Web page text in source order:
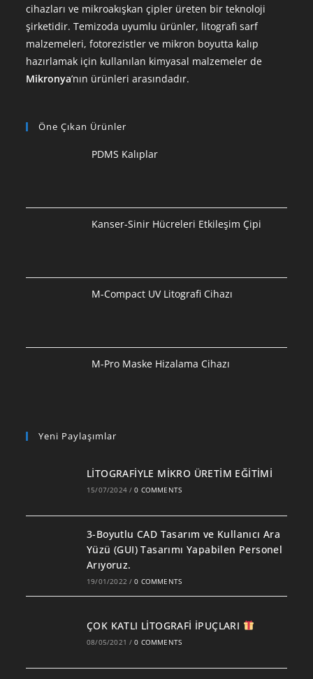
cihazları ve mikroakışkan çipler üreten bir teknoloji
şirketidir. Temizoda uyumlu ürünler, litografi sarf
malzemeleri, fotorezistler ve mikron boyutta kalıp
hazırlamak için kullanılan kimyasal malzemeler de
Mikronya’nın ürünleri arasındadır.
Öne Çıkan Ürünler
PDMS Kalıplar
Kanser-Sinir Hücreleri Etkileşim Çipi
M-Compact UV Litografi Cihazı
M-Pro Maske Hizalama Cihazı
Yeni Paylaşımlar
LİTOGRAFİYLE MİKRO ÜRETİM EĞİTİMİ
15/07/2024 / 0 COMMENTS
3-Boyutlu CAD Tasarım ve Kullanıcı Ara
Yüzü (GUI) Tasarımı Yapabilen Personel
Arıyoruz.
19/01/2022 / 0 COMMENTS
ÇOK KATLI LİTOGRAFİ İPUÇLARI
08/05/2021 / 0 COMMENTS